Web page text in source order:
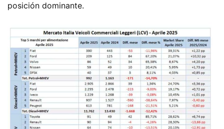
posición dominante.